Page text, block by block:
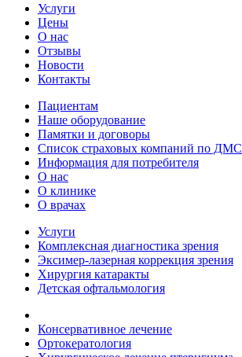
Услуги
Цены
О нас
Отзывы
Новости
Контакты
Пациентам
Наше оборудование
Памятки и договоры
Список страховых компаний по ДМС
Информация для потребителя
О нас
О клинике
О врачах
Услуги
Комплексная диагностика зрения
Эксимер-лазерная коррекция зрения
Хирургия катаракты
Детская офтальмология
Консервативное лечение
Ортокератология